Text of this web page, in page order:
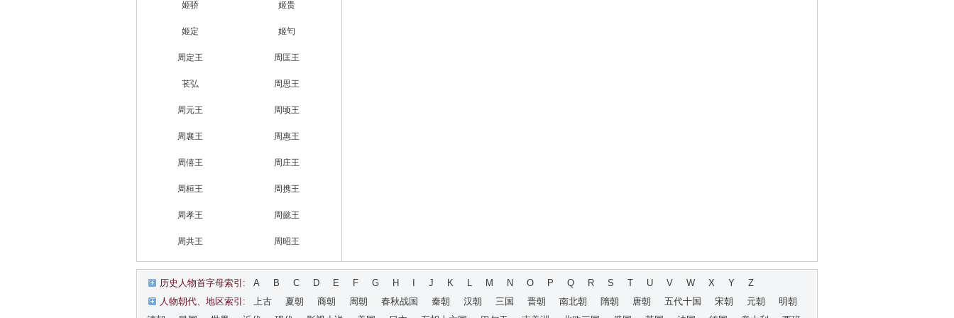
姬骄 姬贵
姬定 姬匄
周定王 周匡王
苌弘 周思王
周元王 周顷王
周襄王 周惠王
周僖王 周庄王
周桓王 周携王
周孝王 周懿王
周共王 周昭王
历史人物首字母索引: A B C D E F G H J K L M N O P Q R S T U V W X Y
Z
人物朝代、地区索引:
上古 夏朝 商朝 周朝 春秋战国 秦朝 汉朝 三国 晋朝 南北朝 隋朝 唐朝 五代十国 宋朝 元朝
明朝